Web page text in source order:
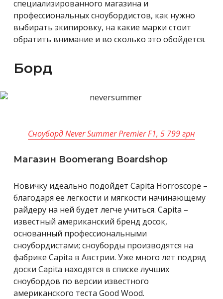
специализированного магазина и
профессиональных сноубордистов, как нужно
выбирать экипировку, на какие марки стоит
обратить внимание и во сколько это обойдется.
Борд
Сноуборд Never Summer Premier F1, 5 799 грн
Магазин Boomerang Boardshop
Новичку идеально подойдет Capita Horroscope –
благодаря ее легкости и мягкости начинающему
райдеру на ней будет легче учиться. Capita –
известный американский бренд досок,
основанный профессиональными
сноубордистами; сноуборды производятся на
фабрике Capita в Австрии. Уже много лет подряд
доски Capita находятся в списке лучших
сноубордов по версии известного
американского теста Good Wood.